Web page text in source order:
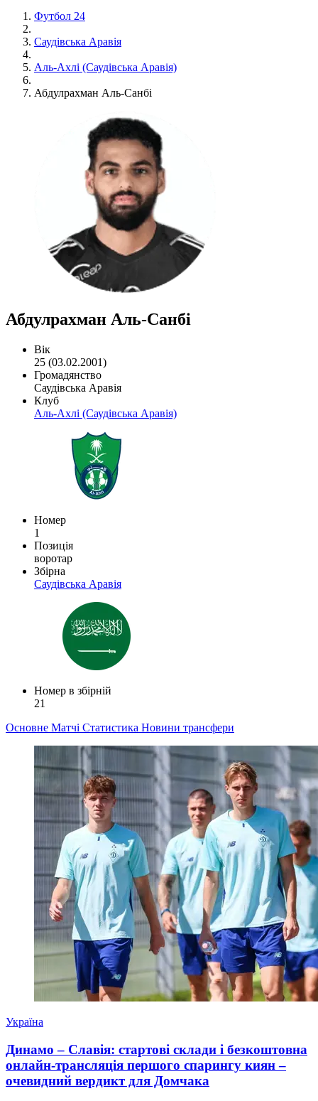
Футбол 24
Саудівська Аравія
Аль-Ахлі (Саудівська Аравія)
Абдулрахман Аль-Санбі
Абдулрахман Аль-Санбі
Вік
25 (03.02.2001)
Громадянство
Саудівська Аравія
Клуб
Аль-Ахлі (Саудівська Аравія)
Номер
1
Позиція
воротар
Збірна
Саудівська Аравія
Номер в збірній
21
Основне Матчі Статистика Новини трансфери
Україна
Динамо – Славія: стартові склади і безкоштовна
онлайн-трансляція першого спарингу киян –
очевидний вердикт для Домчака